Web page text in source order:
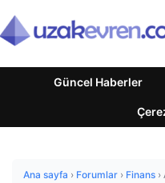
Güncel Haberler
Ana sayfa › Forumlar › Finans ›